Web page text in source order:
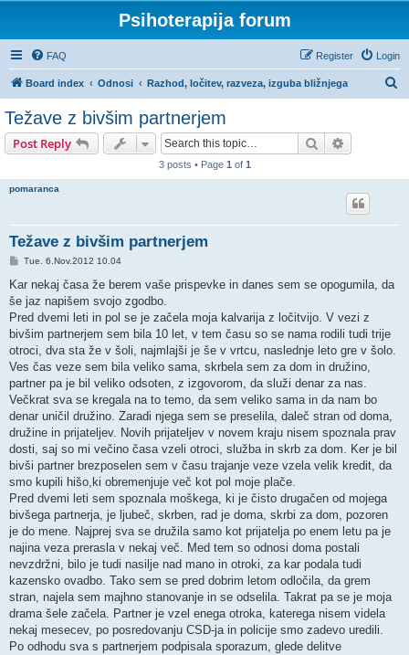
Psihoterapija forum
FAQ Login
Register
Board index Odnosi Razhod, ločitev, razveza, izguba bližnjega
Težave z bivšim partnerjem
Post Reply Search
3 posts • Page 1 of 1
pomaranca
Težave z bivšim partnerjem
P
s
Tue. 6.Nov.2012 10.04
Kar nekaj časa že berem vaše prispevke in danes sem se opogumila, da
še jaz napišem svojo zgodbo.
Pred dvemi leti in pol se je začela moja kalvarija z ločitvijo. V vezi z
bivšim partnerjem sem bila 10 let, v tem času so se nama rodili tudi trije
otroci, dva sta že v šoli, najmlajši je še v vrtcu, naslednje leto gre v šolo.
Ves čas veze sem bila veliko sama, skrbela sem za dom in družino,
partner pa je bil veliko odsoten, z izgovorom, da služi denar za nas.
Večkrat sva se kregala na to temo, da sem veliko sama in da nam bo
denar uničil družino. Zaradi njega sem se preselila, daleč stran od doma,
družine in prijateljev. Novih prijateljev v novem kraju nisem spoznala prav
dosti, saj so mi večino časa vzeli otroci, služba in skrb za dom. Ker je bil
bivši partner brezposelen sem v času trajanje veze vzela velik kredit, da
smo kupili hišo,ki obremenjuje več kot pol moje plače.
Pred dvemi leti sem spoznala moškega, ki je čisto drugačen od mojega
bivšega partnerja, je ljubeč, skrben, rad je doma, skrbi za dom, pozoren
je do mene. Najprej sva se družila samo kot prijatelja po enem letu pa je
najina veza prerasla v nekaj več. Med tem so odnosi doma postali
nevzdržni, bilo je tudi nasilje nad mano in otroki, za kar podala tudi
kazensko ovadbo. Tako sem se pred dobrim letom odločila, da grem
stran, najela sem majhno stanovanje in se odselila. Takrat pa se je moja
drama šele začela. Partner je vzel enega otroka, katerega nisem videla
nekaj mesecev, po posredovanju CSD-ja in policije smo zadevo uredili.
Po odhodu sva s partnerjem podpisala sporazum, glede delitve